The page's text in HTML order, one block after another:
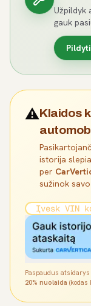
Užpildyk
gauk
⚠️Klaidos
istorija
per
sužinok
Paspaudus
20% nuolaida (kodas